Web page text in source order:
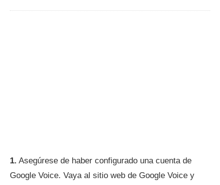
1. Asegúrese de haber configurado una cuenta de
Google Voice. Vaya al sitio web de Google Voice y